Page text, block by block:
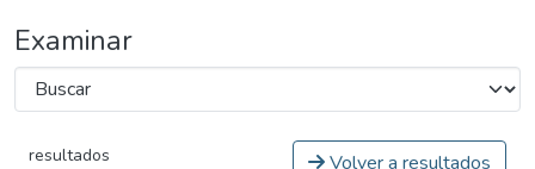
Examinar
resultados Volver a resultados